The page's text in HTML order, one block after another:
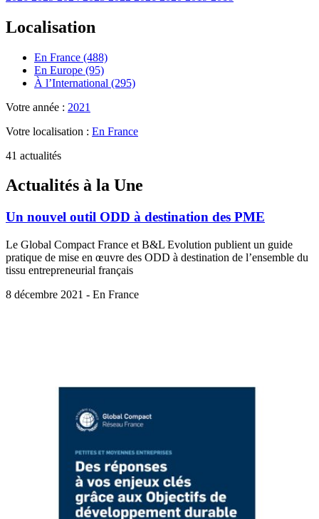
Localisation
En France (488)
En Europe (95)
À l’International (295)
Votre année : 2021
Votre localisation : En France
41 actualités
Actualités à la Une
Un nouvel outil ODD à destination des PME
Le Global Compact France et B&L Evolution publient un guide
pratique de mise en œuvre des ODD à destination de l’ensemble du
tissu entrepreneurial français
8 décembre 2021 - En France